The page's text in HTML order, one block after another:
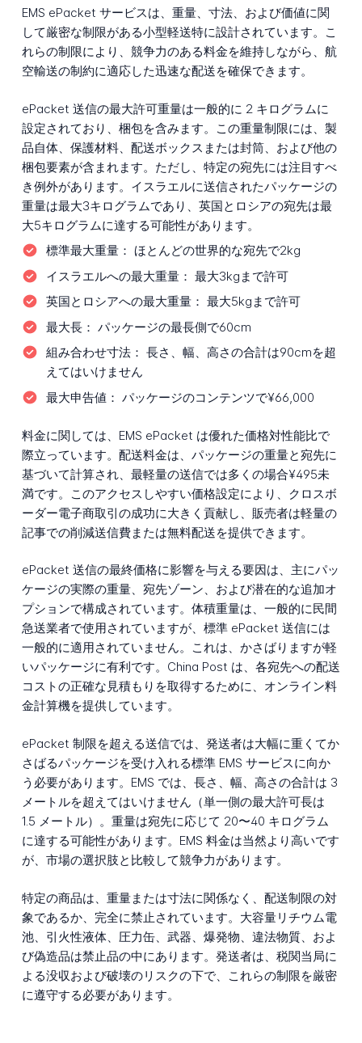
EMS ePacket サービスは、重量、寸法、および価値に関
して厳密な制限がある小型軽送特に設計されています。こ
れらの制限により、競争力のある料金を維持しながら、航
空輸送の制約に適応した迅速な配送を確保できます。
ePacket 送信の最大許可重量は一般的に 2 キログラムに
設定されており、梱包を含みます。この重量制限には、製
品自体、保護材料、配送ボックスまたは封筒、および他の
梱包要素が含まれます。ただし、特定の宛先には注目すべ
き例外があります。イスラエルに送信されたパッケージの
重量は最大3キログラムであり、英国とロシアの宛先は最
大5キログラムに達する可能性があります。
標準最大重量： ほとんどの世界的な宛先で2kg
イスラエルへの最大重量： 最大3kgまで許可
英国とロシアへの最大重量： 最大5kgまで許可
最大長： パッケージの最長側で60cm
組み合わせ寸法： 長さ、幅、高さの合計は90cmを超
えてはいけません
最大申告値： パッケージのコンテンツで¥66,000
料金に関しては、EMS ePacket は優れた価格対性能比で
際立っています。配送料金は、パッケージの重量と宛先に
基づいて計算され、最軽量の送信では多くの場合¥495未
満です。このアクセスしやすい価格設定により、クロスボ
ーダー電子商取引の成功に大きく貢献し、販売者は軽量の
記事での削減送信費または無料配送を提供できます。
ePacket 送信の最終価格に影響を与える要因は、主にパッ
ケージの実際の重量、宛先ゾーン、および潜在的な追加オ
プションで構成されています。体積重量は、一般的に民間
急送業者で使用されていますが、標準 ePacket 送信には
一般的に適用されていません。これは、かさばりますが軽
いパッケージに有利です。China Post は、各宛先への配送
コストの正確な見積もりを取得するために、オンライン料
金計算機を提供しています。
ePacket 制限を超える送信では、発送者は大幅に重くてか
さばるパッケージを受け入れる標準 EMS サービスに向か
う必要があります。EMS では、長さ、幅、高さの合計は 3
メートルを超えてはいけません（単一側の最大許可長は
1.5 メートル）。重量は宛先に応じて 20〜40 キログラム
に達する可能性があります。EMS 料金は当然より高いです
が、市場の選択肢と比較して競争力があります。
特定の商品は、重量または寸法に関係なく、配送制限の対
象であるか、完全に禁止されています。大容量リチウム電
池、引火性液体、圧力缶、武器、爆発物、違法物質、およ
び偽造品は禁止品の中にあります。発送者は、税関当局に
よる没収および破壊のリスクの下で、これらの制限を厳密
に遵守する必要があります。